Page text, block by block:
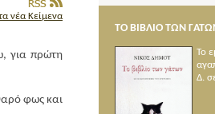
νέα Κείμενα
για πρώτη
φως και
Το εμβληματικό και
αγαπημένο βιβλίο του Ν.
Δ. σε νέα έκτη έκδοση